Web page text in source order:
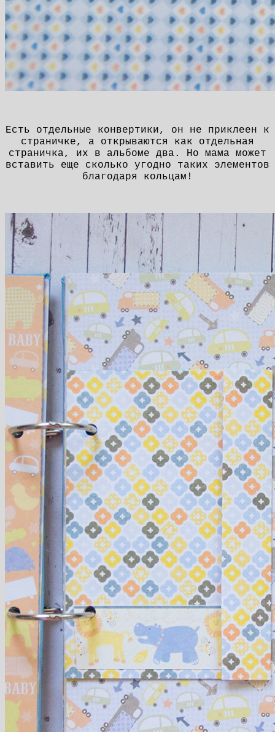
Есть отдельные конвертики, он не приклеен к
страничке, а открываются как отдельная
страничка, их в альбоме два. Но мама может
вставить еще сколько угодно таких элементов
благодаря кольцам!